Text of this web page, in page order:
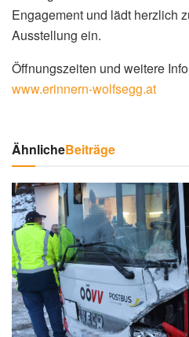
Engagement und lädt herzlich
Ausstellung ein.
Öffnungszeiten und weitere
www.erinnern-wolfsegg.at
ÄhnlicheBeiträge